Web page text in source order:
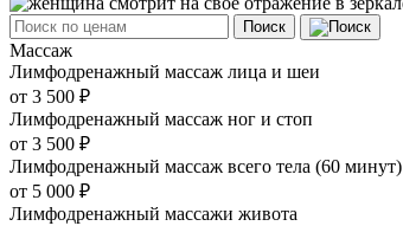
Поиск
Массаж
Лимфодренажный массаж лица и шеи
от 3 500 ₽
Лимфодренажный массаж ног и стоп
от 3 500 ₽
Лимфодренажный массаж всего тела (60 минут)
от 5 000 ₽
Лимфодренажный массажи живота